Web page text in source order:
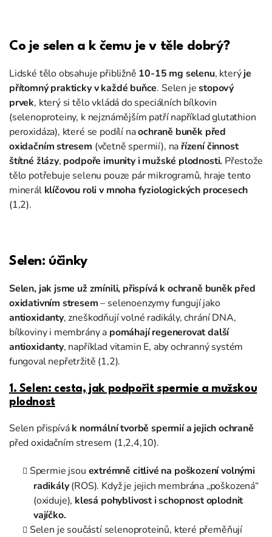
Co je selen a k čemu je v těle dobrý?
Lidské tělo obsahuje přibližně 10-15 mg selenu, kterýje
přítomný prakticky v každé buňce. Selen jestopový
prvek, který si tělo vkládá do speciálních bílkovin
(selenoproteiny, k nejznámějším patří například glutathion
peroxidáza), které se podílí naochraně buněk před
oxidačním stresem (včetně spermií), na řízení činnost
štítné žlázy, podpoře imunity i mužské plodnosti. Přestože
tělo potřebuje selenu pouze pár mikrogramů, hraje tento
minerál klíčovou roli v mnoha fyziologických procesech
(1,2).
Selen: účinky
Selen, jak jsme už zmínili, přispívá k ochraně buněk před
oxidativním stresem– selenoenzymy fungují jako
antioxidanty, zneškodňují volné radikály, chrání DNA,
bílkoviny i membrány a pomáhají regenerovat další
antioxidanty, například vitamin E, aby ochranný systém
fungoval nepřetržitě (1,2).
1. Selen: cesta, jak podpořit spermie a mužskou
plodnost
Selen přispívák normální tvorbě spermiía jejich ochraně
před oxidačním stresem (1,2,4,10).
Spermie jsou extrémně citlivé na poškození volnými
radikály(ROS). Když je jejich membrána „poškozená“
(oxiduje), klesá pohyblivost i schopnost oplodnit
vajíčko.
Selen je součástí selenoproteinů, které přeměňují